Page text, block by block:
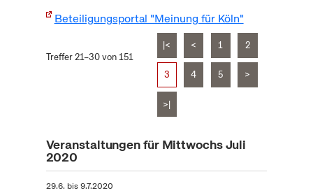
Beteiligungsportal "Meinung für Köln"
Treffer 21–30 von 151
|< < 1 2
3 4 5 >
>|
Veranstaltungen für Mittwochs Juli
2020
29.6. bis9.7.2020